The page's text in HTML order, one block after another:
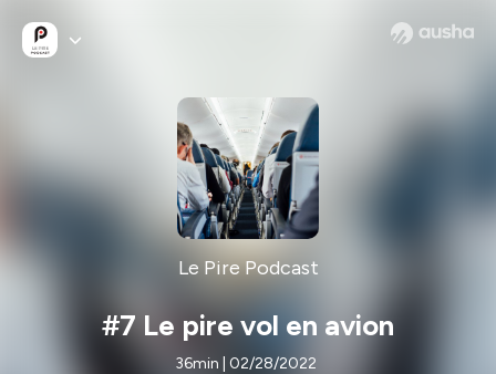
Le Pire Podcast
#7 Le pire vol en avion
36min | 02/28/2022